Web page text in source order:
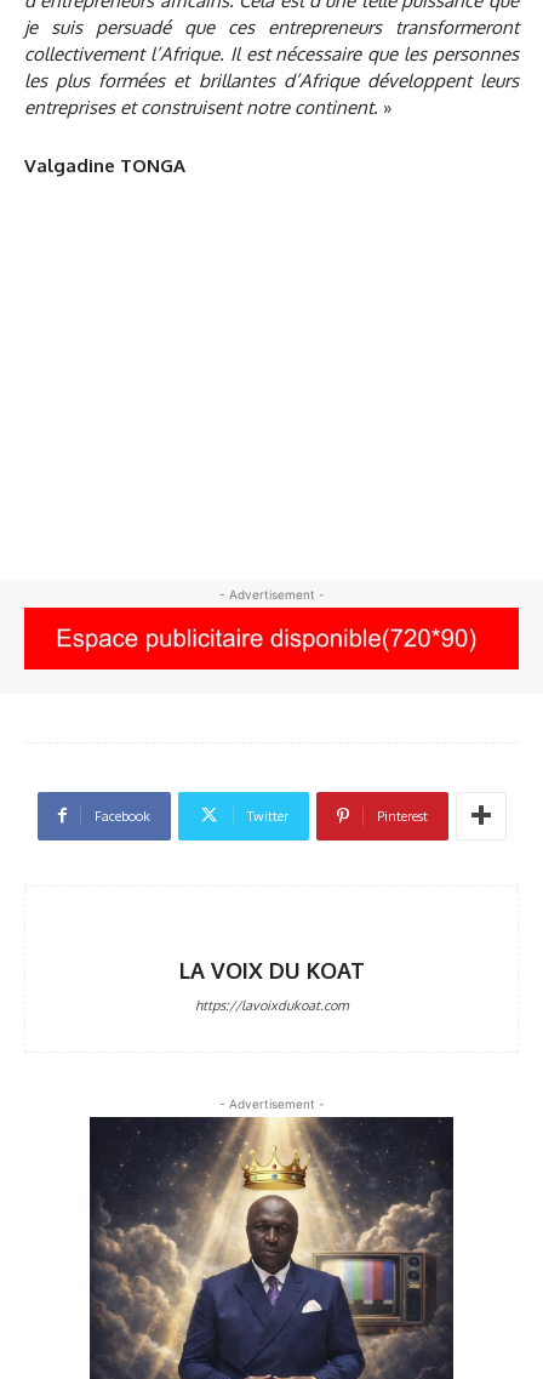
je suis persuadé que ces entrepreneurs transformeront
collectivement l’Afrique. Il est nécessaire que les personnes
les plus formées et brillantes d’Afrique développent leurs
entreprises et construisent notre continent. »
Valgadine TONGA
- Advertisement -
Facebook Twitter Pinterest
LA VOIX DU KOAT
https://lavoixdukoat.com
- Advertisement -